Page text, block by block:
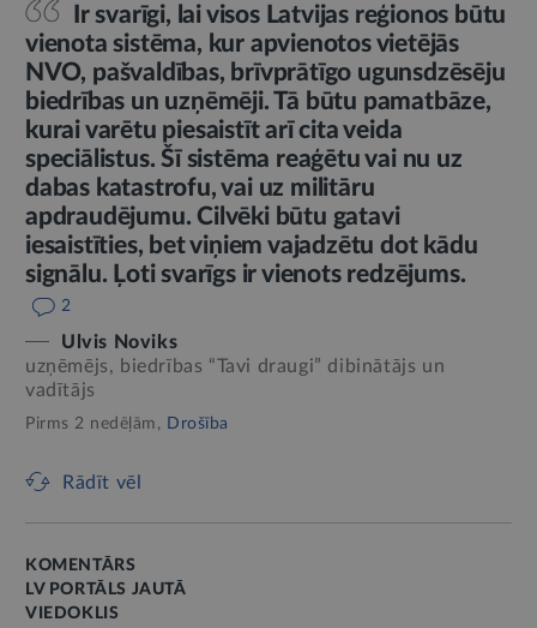
Ir svarīgi, lai visos Latvijas reģionos būtu
vienota sistēma, kur apvienotos vietējās
NVO, pašvaldības, brīvprātīgo ugunsdzēsēju
biedrības un uzņēmēji. Tā būtu pamatbāze,
kurai varētu piesaistīt arī cita veida
speciālistus. Šī sistēma reaģētu vai nu uz
dabas katastrofu, vai uz militāru
apdraudējumu. Cilvēki būtu gatavi
iesaistīties, bet viņiem vajadzētu dot kādu
signālu. Ļoti svarīgs ir vienots redzējums.
2
Ulvis Noviks
uzņēmējs, biedrības “Tavi draugi” dibinātājs un
vadītājs
Pirms 2 nedēļām, Drošība
Rādīt vēl
KOMENTĀRS
LV PORTĀLS JAUTĀ
VIEDOKLIS